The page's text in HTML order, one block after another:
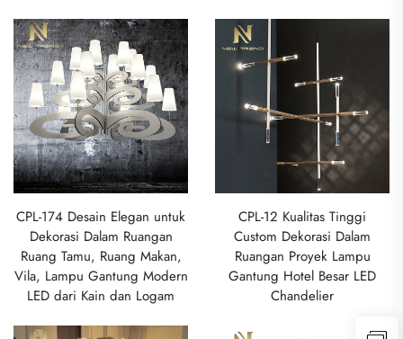
CPL-174 Desain Elegan untuk
Dekorasi Dalam Ruangan
Ruang Tamu, Ruang Makan,
Vila, Lampu Gantung Modern
LED dari Kain dan Logam
CPL-12 Kualitas Tinggi
Custom Dekorasi Dalam
Ruangan Proyek Lampu
Gantung Hotel Besar LED
Chandelier